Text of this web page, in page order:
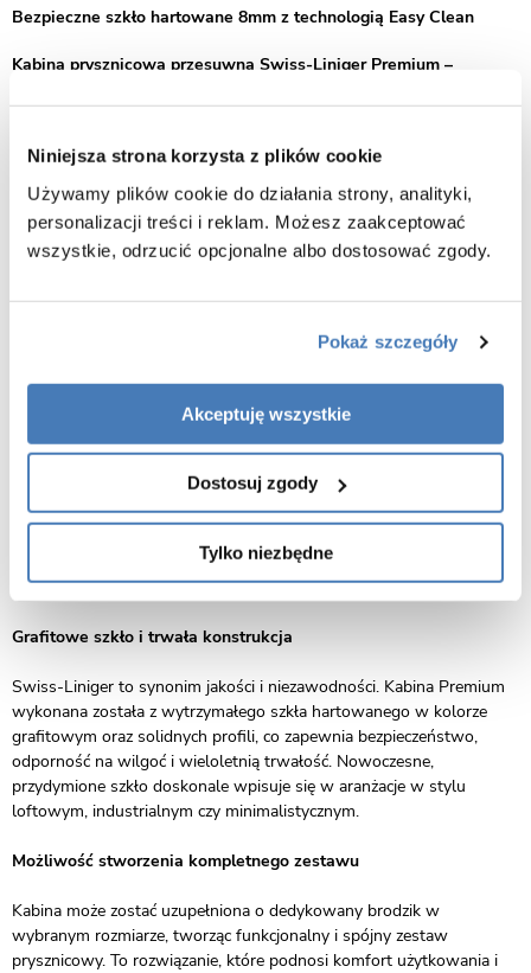
Niniejsza strona korzysta z plików cookie
Używamy plików cookie do działania strony, analityki,
personalizacji treści i reklam. Możesz zaakceptować
wszystkie, odrzucić opcjonalne albo dostosować zgody.
Pokaż szczegóły
Akceptuję wszystkie
Dostosuj zgody
Tylko niezbędne
Bezpieczne szkło hartowane 8mm z technologią Easy Clean
Kabina prysznicowa przesuwna Swiss-Liniger Premium –
połączenie nowoczesnego wzornictwa i praktycznych rozwiązań,
które doskonale sprawdzą się w każdej łazience. Grafitowe szkło
hartowane nadaje całości wyjątkowego charakteru, podkreślając styl
i tworząc przyjemną, nastrojową atmosferę w strefie kąpielowej.
Model Premium dostępny jest w wielu wymiarach, co umożliwia
łazienki. Drzwi przesuwne pozwalają zaoszczędzić cenne miejsce, a
przy tym gwarantują swobodny i wygodny dostęp do prysznica.
Elastyczny montaż – brodzik lub posadzka
Konstrukcja kabiny pozwala na montaż zarówno na tradycyjnym
łatwością dopasować ją do aranżacji wnętrza, łącząc estetykę z
praktycznością.
Grafitowe szkło i trwała konstrukcja
Swiss-Liniger to synonim jakości i niezawodności. Kabina Premium
wykonana została z wytrzymałego szkła hartowanego w kolorze
grafitowym oraz solidnych profili, co zapewnia bezpieczeństwo,
odporność na wilgoć i wieloletnią trwałość. Nowoczesne,
przydymione szkło doskonale wpisuje się w aranżacje w stylu
loftowym, industrialnym czy minimalistycznym.
Możliwość stworzenia kompletnego zestawu
Kabina może zostać uzupełniona o dedykowany brodzik w
wybranym rozmiarze, tworząc funkcjonalny i spójny zestaw
prysznicowy. To rozwiązanie, które podnosi komfort użytkowania i